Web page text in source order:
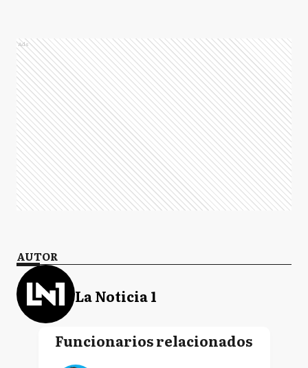
Ads
AUTOR
La Noticia 1
Funcionarios relacionados